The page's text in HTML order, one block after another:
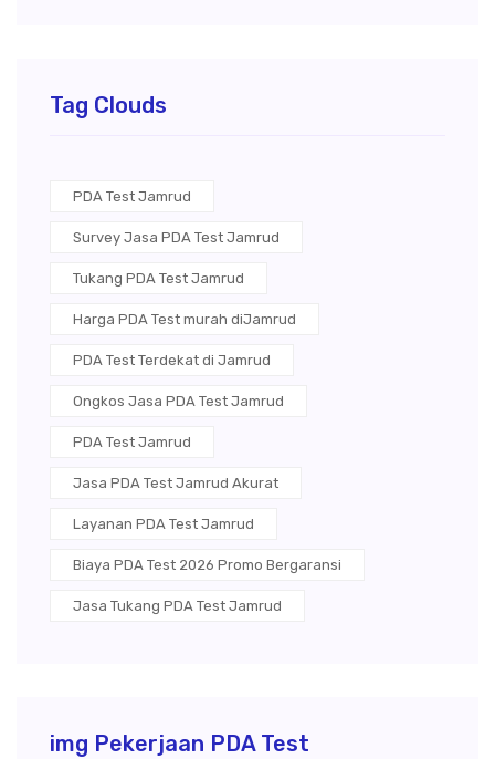
Tag Clouds
PDA Test Jamrud
Survey Jasa PDA Test Jamrud
Tukang PDA Test Jamrud
Harga PDA Test murah diJamrud
PDA Test Terdekat di Jamrud
Ongkos Jasa PDA Test Jamrud
PDA Test Jamrud
Jasa PDA Test Jamrud Akurat
Layanan PDA Test Jamrud
Biaya PDA Test 2026 Promo Bergaransi
Jasa Tukang PDA Test Jamrud
img Pekerjaan PDA Test